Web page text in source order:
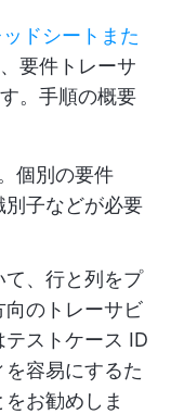
ドシートまた
要件トレーサ
。手順の概要
個別の要件
子などが必要
、行と列をプ
向のトレーサビ
テストケース ID
容易にするた
お勧めしま